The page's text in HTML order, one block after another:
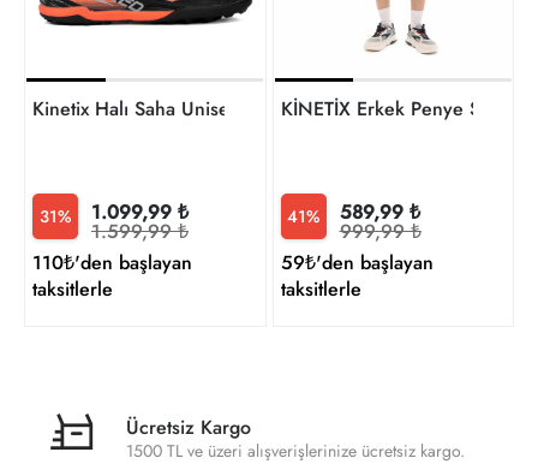
31% 1.099,99 ₺
1.599,99 ₺
110₺'den başlayan
taksitlerle
KİNETİX Erkek Penye Şort
41% 589,99 ₺
999,99 ₺
59₺'den başlayan
taksitlerle
Ücretsiz Kargo
1500 TL ve üzeri alışverişlerinize ücretsiz kargo.